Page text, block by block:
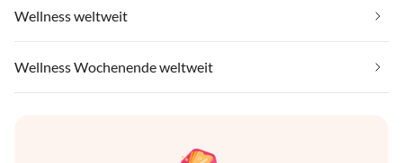
Wellness weltweit
Wellness Wochenende weltweit